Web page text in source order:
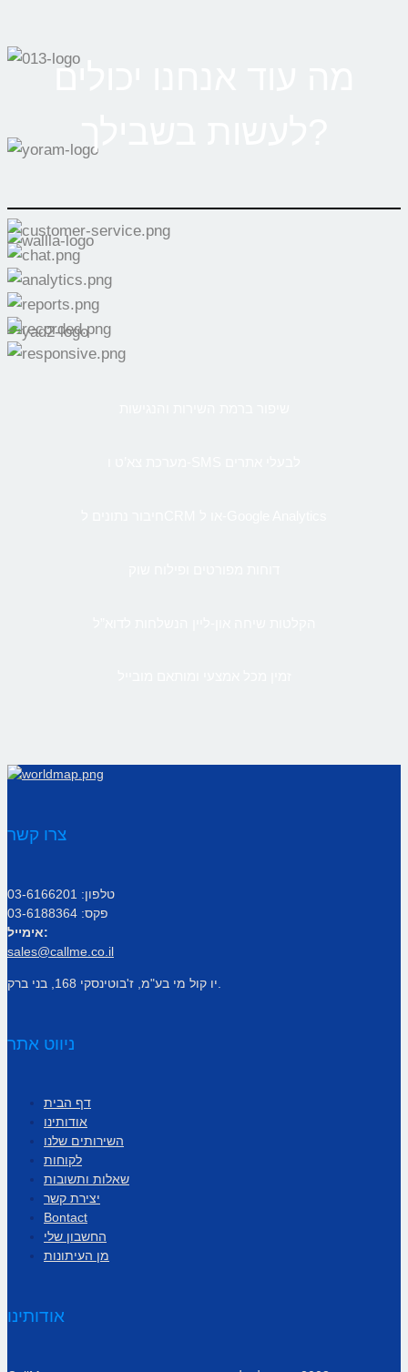
מה עוד אנחנו יכולים
צרו קשר
טלפון: 03-6166201
פקס: 03-6188364
אימייל:
sales@callme.co.il
ניווט אתר
דף הבית
אודותינו
השירותים שלנו
לקוחות
שאלות ותשובות
יצירת קשר
Bontact
החשבון שלי
מן העיתונות
אודותינו